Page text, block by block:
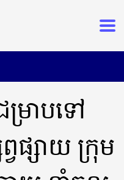
រាបទៅ
វផ្សាយ ក្រុម